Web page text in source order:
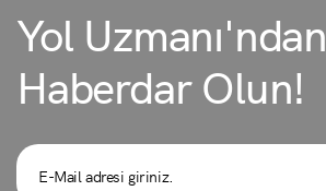
Yol Uzmanı'ndan
Haberdar Olun!